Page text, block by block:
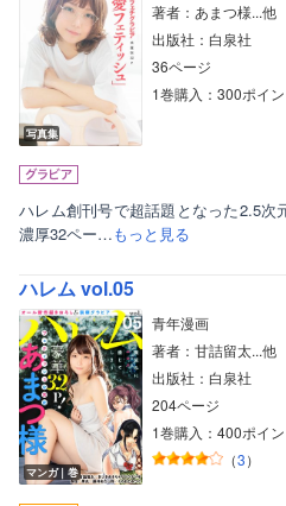
写真集
著者：あまつ様...他
出版社：白泉社
36ページ
1巻購入：300ポイン
ハレム創刊号で超話題となった2.5次
濃厚32ペー…もっと見る
ハレム vol.05
マンガ｜巻
青年漫画
著者：甘詰留太...他
出版社：白泉社
204ページ
1巻購入：400ポイン
（3）